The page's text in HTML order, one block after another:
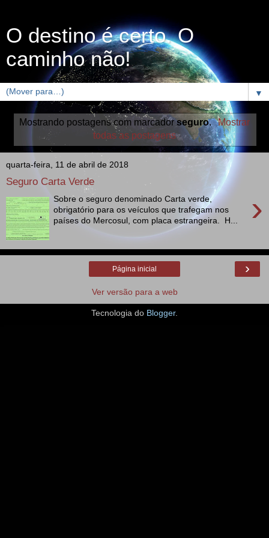
O destino é certo. O
caminho não!
▼
Mostrando postagens com marcadorseguro. Mostrar
todas as postagens
quarta-feira, 11 de abril de 2018
Seguro Carta Verde
›
Sobre o seguro denominado Carta verde,
obrigatório para os veículos que trafegam nos
países do Mercosul, com placa estrangeira. H...
›
Página inicial
Ver versão para a web
Tecnologia do Blogger.